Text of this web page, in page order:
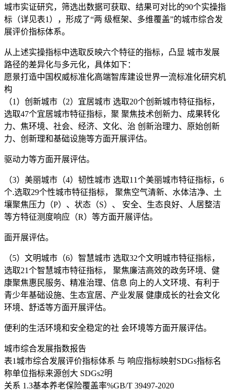
城市实证研究，筛选出数据可获取、结果可对比的90个实操指
标（详见表1），形成了“两 级框架、多维覆盖”的城市综合发
展评价指标体系。
从上述实操指标中选取反映六个特征的指标，凸显 城市发展
路径的差异化与多元化，具体如下：
愿景打造中国权威标准化高端智库建设世界一流标准化研究机
构
（1）创新城市（2）宜居城市 选取20个创新城市特征指标，
选取47个宜居城市特征指标，聚 聚焦技术创新力、成果转化
力、焦环境、社会、经济、文化、治 创新治理力、原始创新
力、创新理和基础设施等方面开展评估。
驱动力等方面开展评估。
（3）美丽城市（4）韧性城市 选取11个美丽城市特征指标，6
个.选取29个性城市特征指标， 聚焦空气清新、水体洁净、土
壤聚焦压力（P）、状态（S）、 安全、生态良好、人居整洁
等方特征测度响应（R）等方面开展评估。
面开展评估。
（5）文明城市（6）智慧城市 选取32个文明城市特征指标，
选取21个智慧城市特征指标， 聚焦廉洁高效的政务环境、健
康聚焦惠民服务、精准治理、信息 向上的人文环境、有利于
青少年基础设施、生态宜居、产业发展 健康成长的社会文化
环境、舒适等方面开展评估。
便利的生活环境和安全稳定的社 会环境等方面开展评估。
城市综合发展指数报告
表1城市综合发展评价指标体系 与 响应指标映射SDGs指标名
称单位指标来源创大 SDGs2明
关系 1.3基本养老保险覆盖率%GB/T 39497-2020